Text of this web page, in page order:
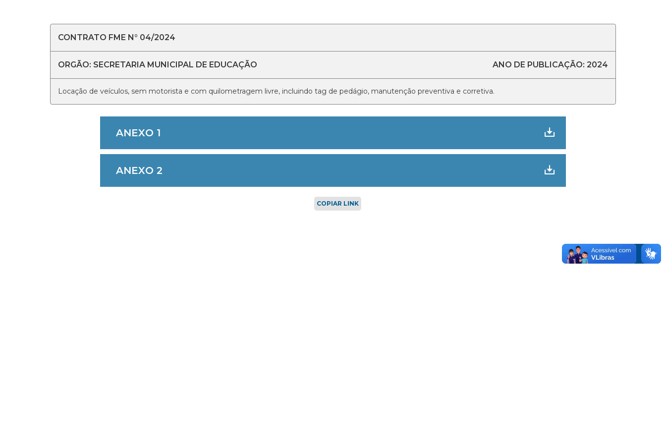
CONTRATO FME N° 04/2024
ORGÃO: SECRETARIA MUNICIPAL DE EDUCAÇÃO ANO DE PUBLICAÇÃO: 2024
Locação de veículos, sem motorista e com quilometragem livre, incluindo tag de pedágio, manutenção preventiva e corretiva.
ANEXO 1
ANEXO 2
COPIAR LINK